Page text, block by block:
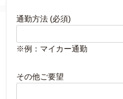
通勤方法 (必須)
※例：マイカー通勤
その他ご要望